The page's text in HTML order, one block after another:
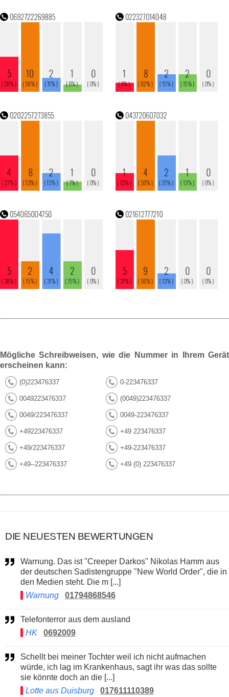
Mögliche Schreibweisen, wie die Nummer in Ihrem Gerät
erscheinen kann:
(0)223476337 0-223476337
0049223476337 (0049)223476337
0049/223476337 0049-223476337
+49223476337 +49 223476337
+49/223476337 +49-223476337
+49--223476337 +49 (0) 223476337
DIE NEUESTEN BEWERTUNGEN
Warnung. Das ist "Creeper Darkos" Nikolas Hamm aus
der deutschen Sadistengruppe "New World Order", die in
den Medien steht. Die m [...]
Warnung
01794868546
Telefonterror aus dem ausland
HK
0692009
Schellt bei meiner Tochter weil ich nicht aufmachen
würde, ich lag im Krankenhaus, sagt ihr was das sollte
sie könnte doch an die [...]
Lotte aus Duisburg
017611110389